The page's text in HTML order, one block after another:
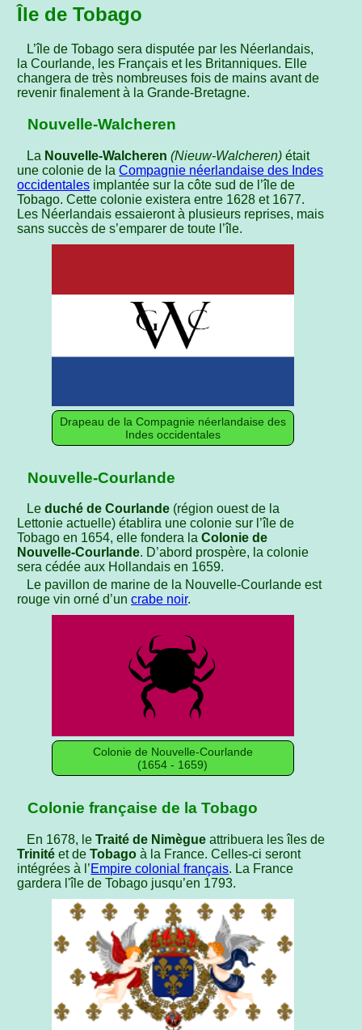
Île de Tobago
L’île de Tobago sera disputée par les Néerlandais,
la Courlande, les Français et les Britanniques. Elle
changera de très nombreuses fois de mains avant de
revenir finalement à la Grande-Bretagne.
Nouvelle-Walcheren
La Nouvelle-Walcheren (Nieuw-Walcheren)était
une colonie de laCompagnie néerlandaise des Indes
occidentales implantée sur la côte sud de l’île de
Tobago. Cette colonie existera entre 1628 et 1677.
Les Néerlandais essaieront à plusieurs reprises, mais
sans succès de s’emparer de toute l’île.
Drapeau de la Compagnie néerlandaise des
Indes occidentales
Nouvelle-Courlande
Le duché de Courlande(région ouest de la
Lettonie actuelle) établira une colonie sur l’île de
Tobago en 1654, elle fondera laColonie de
Nouvelle-Courlande. D’abord prospère, la colonie
sera cédée aux Hollandais en 1659.
Le pavillon de marine de la Nouvelle-Courlande est
rouge vin orné d’uncrabe noir.
Colonie de Nouvelle-Courlande
(1654 - 1659)
Colonie française de la Tobago
En 1678, le Traité de Nimègueattribuera les îles de
Trinité et deTobago à la France. Celles-ci seront
intégrées à l’Empire colonial français. La France
gardera l'île de Tobago jusqu’en 1793.